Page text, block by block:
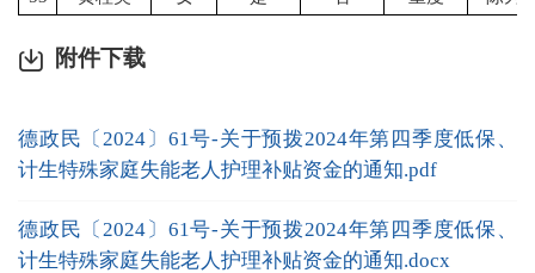
附件下载
德政民〔2024〕61号-关于预拨2024年第四季度低保、
计生特殊家庭失能老人护理补贴资金的通知.pdf
德政民〔2024〕61号-关于预拨2024年第四季度低保、
计生特殊家庭失能老人护理补贴资金的通知.docx